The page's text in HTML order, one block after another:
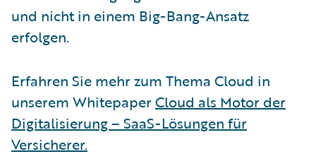
und nicht in einem Big-Bang-Ansatz
erfolgen.
Erfahren Sie mehr zum Thema Cloud in
unserem WhitepaperCloud als Motor der
Digitalisierung – SaaS-Lösungen für
Versicherer.